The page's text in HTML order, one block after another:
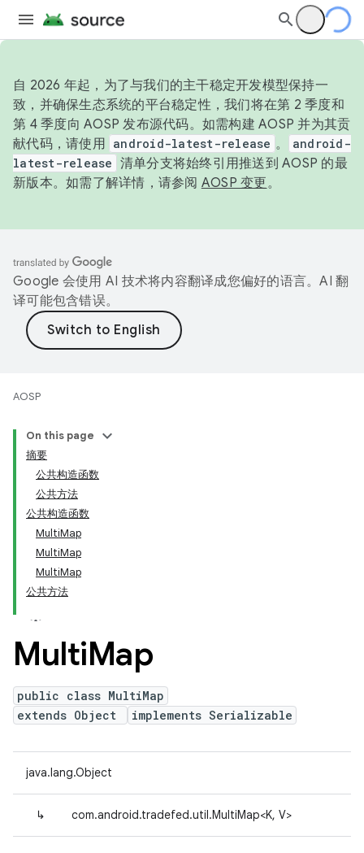
自 2026 年起，为了与我们的主干稳定开发模型保持一
致，并确保生态系统的平台稳定性，我们将在第 2 季度和
第 4 季度向 AOSP 发布源代码。如需构建 AOSP 并为其贡
献代码，请使用 android-latest-release 。
android-
latest-release 清单分支将始终引用推送到 AOSP 的最
新版本。如需了解详情，请参阅 AOSP 变更。
Google 会使用 AI 技术将内容翻译成您偏好的语言。AI 翻
译可能包含错误。
AOSP
On this page
摘要
公共构造函数
公共方法
公共构造函数
MultiMap
MultiMap
MultiMap
公共方法
MultiMap
public class MultiMap
extends Object
implements Serializable
java.lang.Object
↳ com.android.tradefed.util.MultiMap<K, V>